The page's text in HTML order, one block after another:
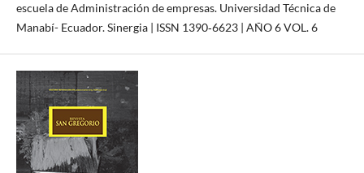
escuela de Administración de empresas. Universidad Técnica de
Manabí- Ecuador. Sinergia | ISSN 1390‐6623 | AÑO 6 VOL. 6